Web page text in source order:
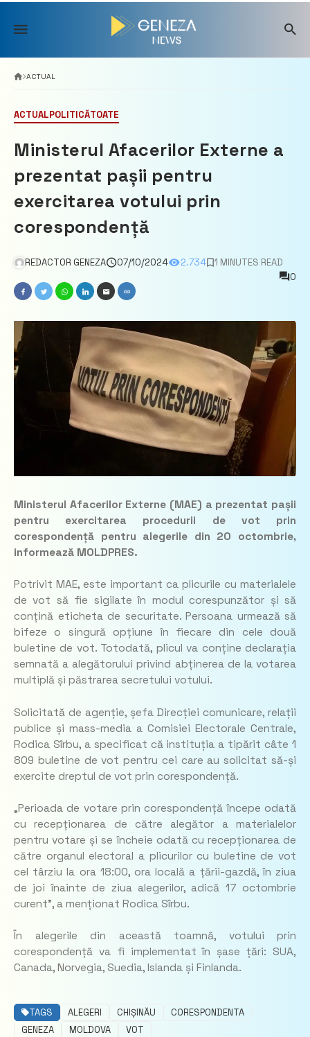
Skip
content
ACTUAL
ACTUALPOLITICĂTOATE
Ministerul Afacerilor Externe a
prezentat pașii pentru
exercitarea votului prin
corespondență
REDACTOR GENEZA 07/10/2024 2.734
1 MINUTES READ
0
Ministerul Afacerilor Externe (MAE) a prezentat pașii
pentru exercitarea procedurii de vot prin
corespondență pentru alegerile din 20 octombrie,
informează MOLDPRES.
Potrivit MAE, este important ca plicurile cu materialele
de vot să fie sigilate în modul corespunzător și să
conțină eticheta de securitate. Persoana urmează să
bifeze o singură opțiune în fiecare din cele două
buletine de vot. Totodată, plicul va conține declarația
semnată a alegătorului privind abținerea de la votarea
multiplă și păstrarea secretului votului.
Solicitată de agenție, șefa Direcției comunicare, relații
publice și mass-media a Comisiei Electorale Centrale,
Rodica Sîrbu, a specificat că instituția a tipărit câte 1
809 buletine de vot pentru cei care au solicitat să-și
exercite dreptul de vot prin corespondență.
„Perioada de votare prin corespondență începe odată
cu recepționarea de către alegător a materialelor
pentru votare și se încheie odată cu recepționarea de
către organul electoral a plicurilor cu buletine de vot
cel târziu la ora 18:00, ora locală a țării-gazdă, în ziua
de joi înainte de ziua alegerilor, adică 17 octombrie
curent”, a menționat Rodica Sîrbu.
În alegerile din această toamnă, votului prin
corespondență va fi implementat în șase țări: SUA,
Canada, Norvegia, Suedia, Islanda și Finlanda.
TAGS ALEGERI CHIȘINĂU
CORESPONDENTA
GENEZA
MOLDOVA VOT